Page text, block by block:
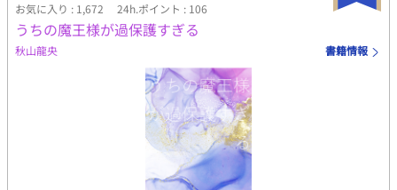
お気に入り : 1,672 24h.ポイント : 106
うちの魔王様が過保護すぎる
秋山龍央 書籍情報